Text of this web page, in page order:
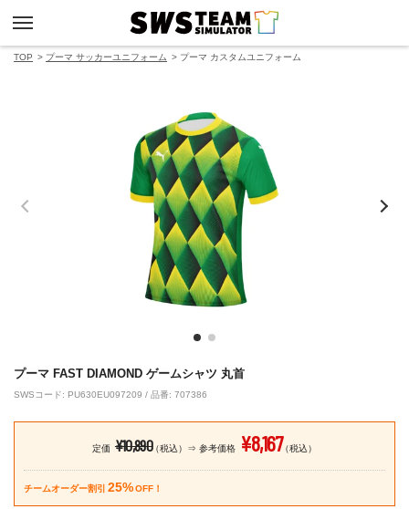
TOP プーマ サッカーユニフォーム プーマ カスタムユニフォーム
プーマ FAST DIAMOND ゲームシャツ 丸首
SWSコード: PU630EU097209 / 品番: 707386
定価 ¥10,890（税込） 参考価格 ¥8,167（税込）
チームオーダー割引 25%OFF！